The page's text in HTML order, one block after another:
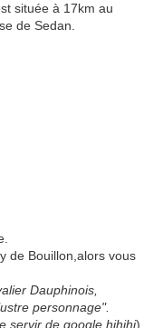
située à 17km au
de Sedan.
de Bouillon,alors vous
Dauphinois,
personnage".
servir de google hihihi)